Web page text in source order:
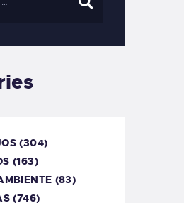
(304)
(163)
(83)
(746)